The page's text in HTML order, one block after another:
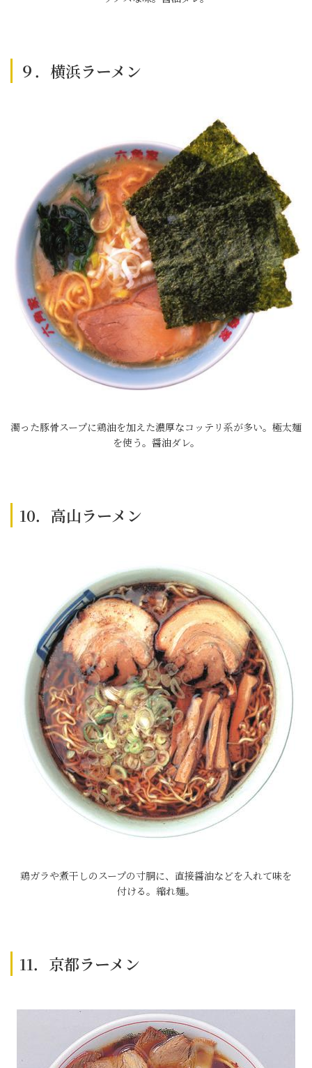
９．横浜ラーメン
濁った豚骨スープに鶏油を加えた濃厚なコッテリ系が多い。極太麺
を使う。醤油ダレ。
10．高山ラーメン
鶏ガラや煮干しのスープの寸胴に、直接醤油などを入れて味を
付ける。縮れ麺。
11．京都ラーメン